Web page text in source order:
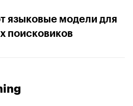
языковые модели для
поисковиков